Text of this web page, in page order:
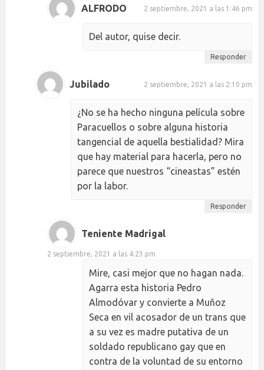
ALFRODO 2 septiembre, 2021 a las 1:46 pm
Del autor, quise decir.
Responder
Jubilado 2 septiembre, 2021 a las 2:10 pm
¿No se ha hecho ninguna película sobre
Paracuellos o sobre alguna historia
tangencial de aquella bestialidad? Mira
que hay material para hacerla, pero no
parece que nuestros “cineastas” estén
por la labor.
Responder
Teniente Madrigal
2 septiembre, 2021 a las 4:23 pm
Mire, casi mejor que no hagan nada.
Agarra esta historia Pedro
Almodóvar y convierte a Muñoz
Seca en vil acosador de un trans que
a su vez es madre putativa de un
soldado republicano gay que en
contra de la voluntad de su entorno